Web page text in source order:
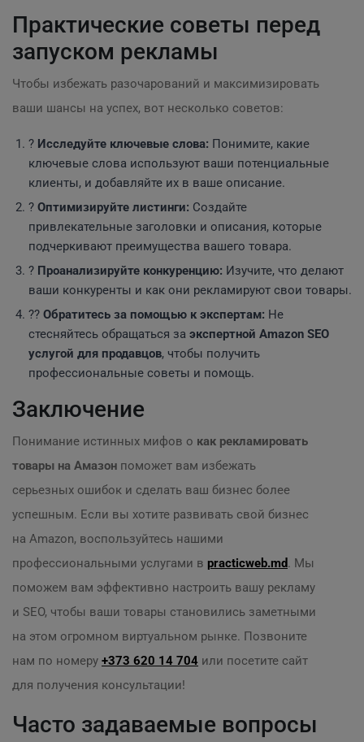
Практические советы перед
запуском рекламы
Чтобы избежать разочарований и максимизировать
ваши шансы на успех, вот несколько советов:
? Исследуйте ключевые слова: Понимите, какие
ключевые слова используют ваши потенциальные
клиенты, и добавляйте их в ваше описание.
? Оптимизируйте листинги: Создайте
привлекательные заголовки и описания, которые
подчеркивают преимущества вашего товара.
? Проанализируйте конкуренцию: Изучите, что делают
ваши конкуренты и как они рекламируют свои товары.
?‍? Обратитесь за помощью к экспертам: Не
стесняйтесь обращаться за экспертной Amazon SEO
услугой для продавцов, чтобы получить
профессиональные советы и помощь.
Заключение
Понимание истинных мифов о как рекламировать
товары на Амазон поможет вам избежать
серьезных ошибок и сделать ваш бизнес более
успешным. Если вы хотите развивать свой бизнес
на Amazon, воспользуйтесь нашими
профессиональными услугами в practicweb.md. Мы
поможем вам эффективно настроить вашу рекламу
и SEO, чтобы ваши товары становились заметными
на этом огромном виртуальном рынке. Позвоните
нам по номеру +373 620 14 704 или посетите сайт
для получения консультации!
Часто задаваемые вопросы